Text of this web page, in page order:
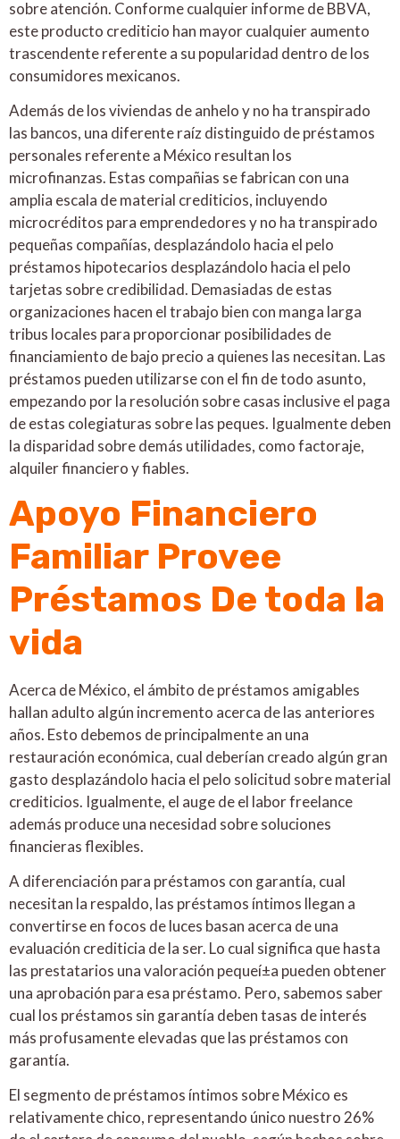
sobre atención. Conforme cualquier informe de BBVA,
este producto crediticio han mayor cualquier aumento
trascendente referente a su popularidad dentro de los
consumidores mexicanos.
Además de los viviendas de anhelo y no ha transpirado
las bancos, una diferente raíz distinguido de préstamos
personales referente a México resultan los
microfinanzas. Estas compañias se fabrican con una
amplia escala de material crediticios, incluyendo
microcréditos para emprendedores y no ha transpirado
pequeñas compañías, desplazándolo hacia el pelo
préstamos hipotecarios desplazándolo hacia el pelo
tarjetas sobre credibilidad. Demasiadas de estas
organizaciones hacen el trabajo bien con manga larga
tribus locales para proporcionar posibilidades de
financiamiento de bajo precio a quienes las necesitan. Las
préstamos pueden utilizarse con el fin de todo asunto,
empezando por la resolución sobre casas inclusive el paga
de estas colegiaturas sobre las peques. Igualmente deben
la disparidad sobre demás utilidades, como factoraje,
alquiler financiero y fiables.
Apoyo Financiero
Familiar Provee
Préstamos De toda la
vida
Acerca de México, el ámbito de préstamos amigables
hallan adulto algún incremento acerca de las anteriores
años. Esto debemos de principalmente an una
restauración económica, cual deberían creado algún gran
gasto desplazándolo hacia el pelo solicitud sobre material
crediticios. Igualmente, el auge de el labor freelance
además produce una necesidad sobre soluciones
financieras flexibles.
A diferenciación para préstamos con garantía, cual
necesitan la respaldo, las préstamos íntimos llegan a
convertirse en focos de luces basan acerca de una
evaluación crediticia de la ser. Lo cual significa que hasta
las prestatarios una valoración pequeí±a pueden obtener
una aprobación para esa préstamo. Pero, sabemos saber
cual los préstamos sin garantía deben tasas de interés
más profusamente elevadas que las préstamos con
garantía.
El segmento de préstamos íntimos sobre México es
relativamente chico, representando único nuestro 26%